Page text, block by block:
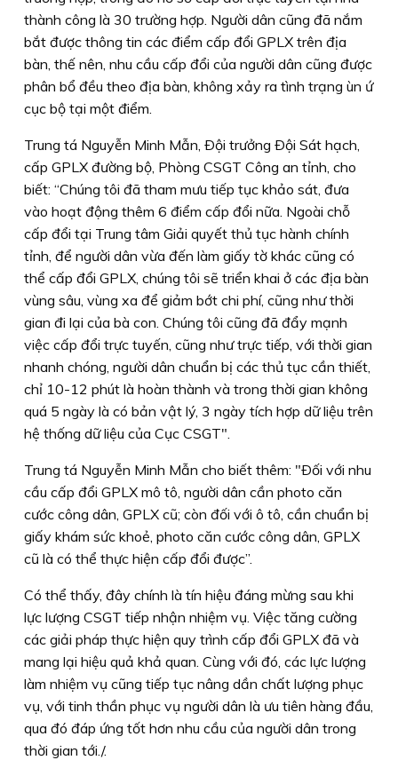
thành công là 30 trường hợp. Người dân cũng đã nắm
bắt được thông tin các điểm cấp đổi GPLX trên địa
bàn, thế nên, nhu cầu cấp đổi của người dân cũng được
phân bổ đều theo địa bàn, không xảy ra tình trạng ùn ứ
cục bộ tại một điểm.
Trung tá Nguyễn Minh Mẫn, Ðội trưởng Ðội Sát hạch,
cấp GPLX đường bộ, Phòng CSGT Công an tỉnh, cho
biết: “Chúng tôi đã tham mưu tiếp tục khảo sát, đưa
vào hoạt động thêm 6 điểm cấp đổi nữa. Ngoài chỗ
cấp đổi tại Trung tâm Giải quyết thủ tục hành chính
tỉnh, để người dân vừa đến làm giấy tờ khác cũng có
thể cấp đổi GPLX, chúng tôi sẽ triển khai ở các địa bàn
vùng sâu, vùng xa để giảm bớt chi phí, cũng như thời
gian đi lại của bà con. Chúng tôi cũng đã đẩy mạnh
việc cấp đổi trực tuyến, cũng như trực tiếp, với thời gian
nhanh chóng, người dân chuẩn bị các thủ tục cần thiết,
chỉ 10-12 phút là hoàn thành và trong thời gian không
quá 5 ngày là có bản vật lý, 3 ngày tích hợp dữ liệu trên
hệ thống dữ liệu của Cục CSGT".
Trung tá Nguyễn Minh Mẫn cho biết thêm: "Ðối với nhu
cầu cấp đổi GPLX mô tô, người dân cần photo căn
cước công dân, GPLX cũ; còn đối với ô tô, cần chuẩn bị
giấy khám sức khoẻ, photo căn cước công dân, GPLX
cũ là có thể thực hiện cấp đổi được”.
Có thể thấy, đây chính là tín hiệu đáng mừng sau khi
lực lượng CSGT tiếp nhận nhiệm vụ. Việc tăng cường
các giải pháp thực hiện quy trình cấp đổi GPLX đã và
mang lại hiệu quả khả quan. Cùng với đó, các lực lượng
làm nhiệm vụ cũng tiếp tục nâng dần chất lượng phục
vụ, với tinh thần phục vụ người dân là ưu tiên hàng đầu,
qua đó đáp ứng tốt hơn nhu cầu của người dân trong
thời gian tới./.